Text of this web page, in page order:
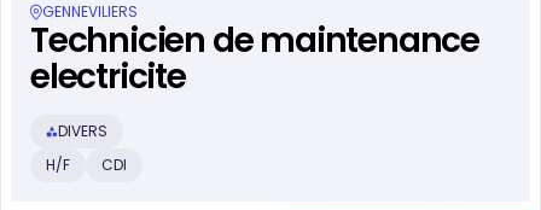
GENNEVILIERS
Technicien de maintenance
electricite
DIVERS
H/F
CDI